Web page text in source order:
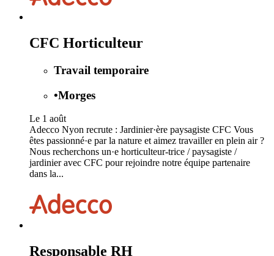
CFC Horticulteur
Travail temporaire
•Morges
Le 1 août
Adecco Nyon recrute : Jardinier·ère paysagiste CFC Vous
êtes passionné·e par la nature et aimez travailler en plein air ?
Nous recherchons un·e horticulteur-trice / paysagiste /
jardinier avec CFC pour rejoindre notre équipe partenaire
dans la...
Responsable RH